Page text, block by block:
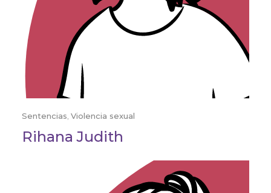
Sentencias ,Violencia sexual
Rihana Judith